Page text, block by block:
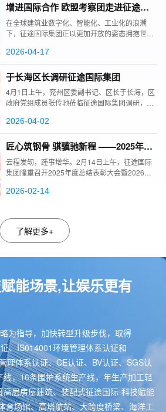
增进国际合作 欧盟考察团走进征途国
际集团
在全球建筑业数字化、智能化、工业化的浪潮
下，征途国际集团正以更加开放的姿态拥抱世
人莅临征途国际集团实地考察，增进国际交流与
合作。
2026-04-17
于长海区长调研征途国际集团
4月1日上午，兖州区委副书记、区长于长海，区
政府党组成员张传驰莅临征途国际集团调研，区
同调研。征途国际集团董事长史振华热情接待并
汇报企业生产经营情况。
2026-04-02
匠心筑钢骨 骐骥驰新程 ——2025年度
总结表彰大会暨2026年迎新年会隆重召
开
云程发轫，踵事增华。2月14日上午，征途国际
集团隆重召开2025年度总结表彰大会暨2026年
果，擘画未来战略蓝图，并对年度先进集体与个
集团高质量发展新篇章。
2026-02-14
了解更多+
能场景,让娱乐更有
为指导，加快转型升级步伐，取得
、IS014001环境管理体系认证和
理体系认证、CE认证、BV认证、SGS认
，16条围护系统生产线，年生产加工轻
层房屋建筑、装配式征途国际-科技赋能
育场馆、高塔航站、大跨度桥梁、海洋工